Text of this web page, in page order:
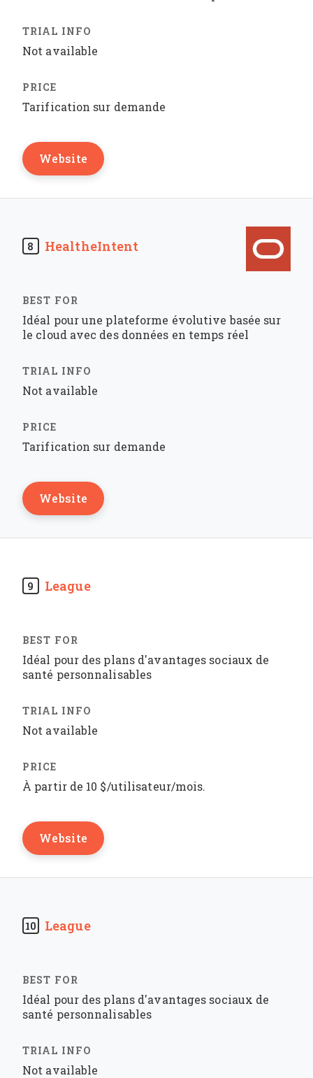
Not available
Tarification sur demande
Website
8 HealtheIntent
Idéal pour une plateforme évolutive basée sur
le cloud avec des données en temps réel
Not available
Tarification sur demande
Website
9 League
Idéal pour des plans d'avantages sociaux de
santé personnalisables
Not available
À partir de 10 $/utilisateur/mois.
Website
10 League
Idéal pour des plans d'avantages sociaux de
santé personnalisables
Not available